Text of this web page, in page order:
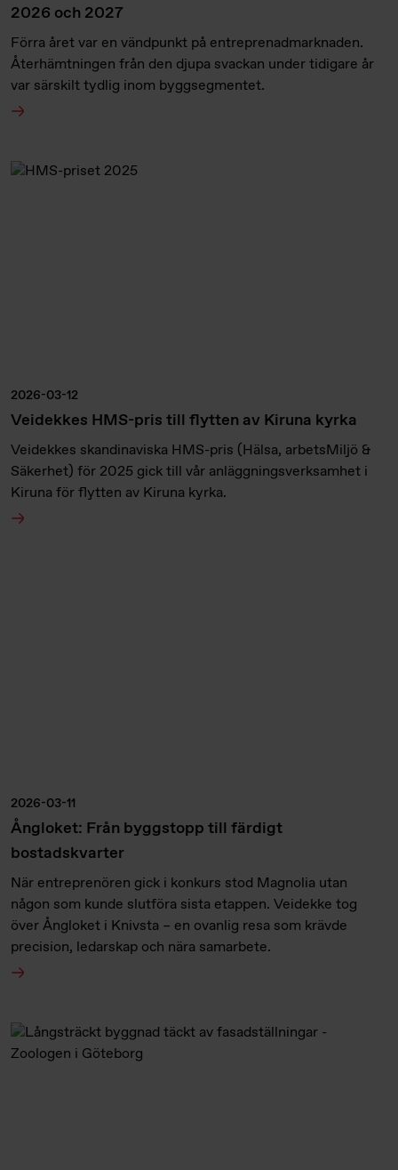
2026 och 2027
Förra året var en vändpunkt på entreprenadmarknaden.
Återhämtningen från den djupa svackan under tidigare år
var särskilt tydlig inom byggsegmentet.
2026-03-12
Veidekkes HMS-pris till flytten av Kiruna kyrka
Veidekkes skandinaviska HMS-pris (Hälsa, arbetsMiljö &
Säkerhet) för 2025 gick till vår anläggningsverksamhet i
Kiruna för flytten av Kiruna kyrka.
2026-03-11
Ångloket: Från byggstopp till färdigt
bostadskvarter
När entreprenören gick i konkurs stod Magnolia utan
någon som kunde slutföra sista etappen. Veidekke tog
över Ångloket i Knivsta – en ovanlig resa som krävde
precision, ledarskap och nära samarbete.